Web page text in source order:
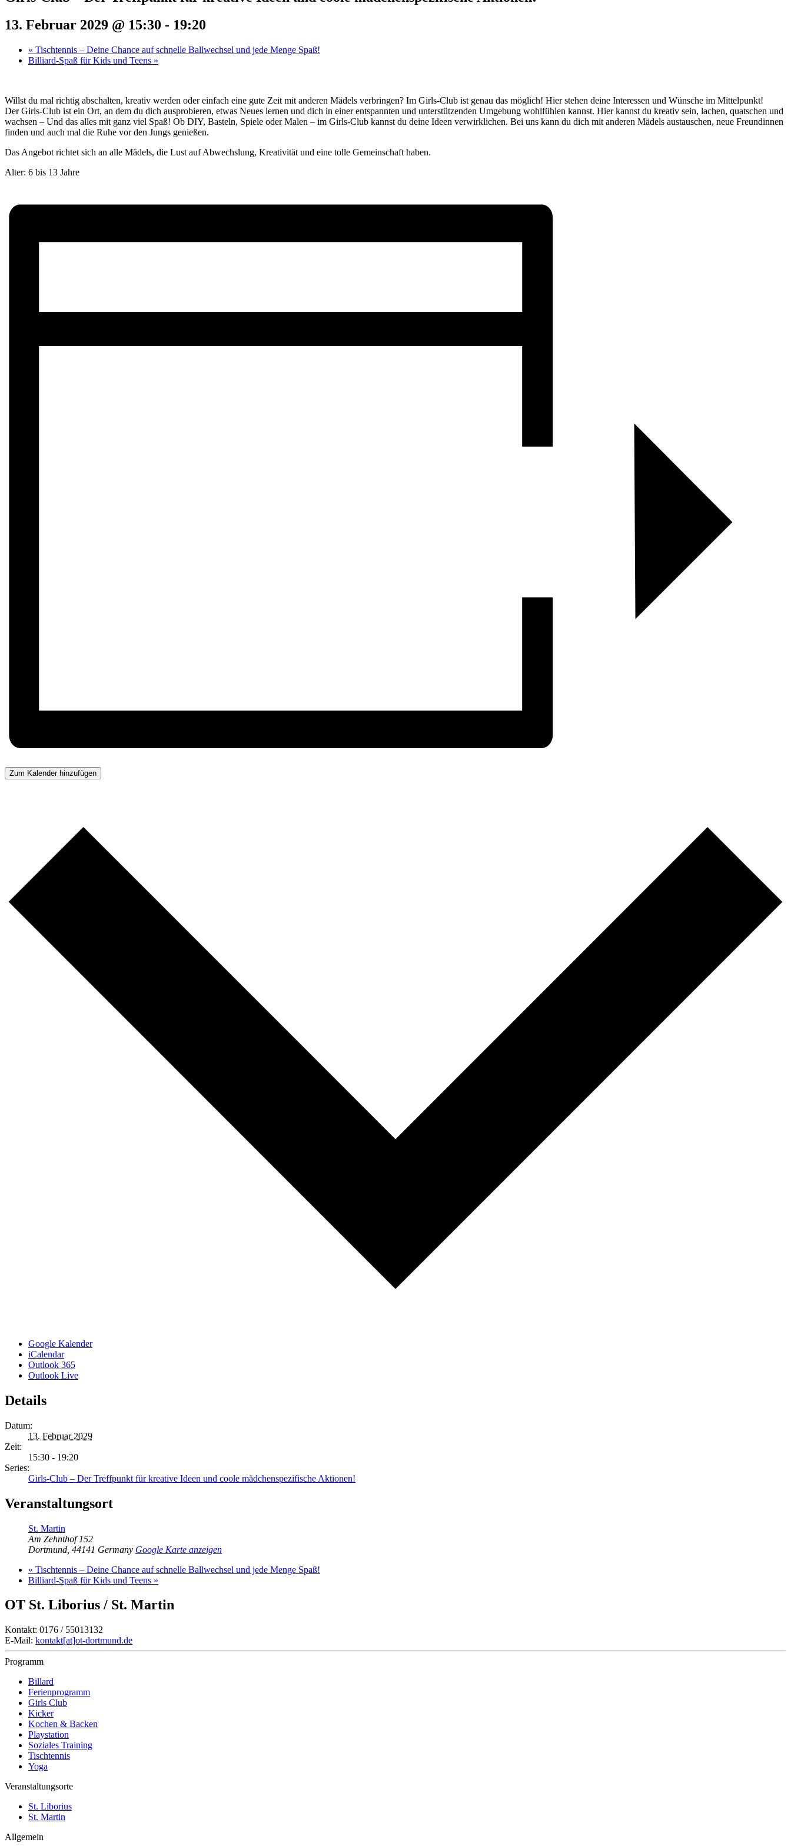
13. Februar 2029 @ 15:30 - 19:20
« Tischtennis – Deine Chance auf schnelle Ballwechsel und jede Menge Spaß!
Billiard-Spaß für Kids und Teens »
Willst du mal richtig abschalten, kreativ werden oder einfach eine gute Zeit mit anderen Mädels verbringen? Im Girls-Club ist genau das möglich! Hier stehen deine Interessen und Wünsche im Mittelpunkt!
Der Girls-Club ist ein Ort, an dem du dich ausprobieren, etwas Neues lernen und dich in einer entspannten und unterstützenden Umgebung wohlfühlen kannst. Hier kannst du kreativ sein, lachen, quatschen und
wachsen – Und das alles mit ganz viel Spaß! Ob DIY, Basteln, Spiele oder Malen – im Girls-Club kannst du deine Ideen verwirklichen. Bei uns kann du dich mit anderen Mädels austauschen, neue Freundinnen
finden und auch mal die Ruhe vor den Jungs genießen.
Das Angebot richtet sich an alle Mädels, die Lust auf Abwechslung, Kreativität und eine tolle Gemeinschaft haben.
Alter: 6 bis 13 Jahre
Zum Kalender hinzufügen
Google Kalender
iCalendar
Outlook 365
Outlook Live
Details
Datum:
13. Februar 2029
Zeit:
15:30 - 19:20
Series:
Girls-Club – Der Treffpunkt für kreative Ideen und coole mädchenspezifische Aktionen!
Veranstaltungsort
St. Martin
Am Zehnthof 152
Dortmund 44141 Germany Google Karte anzeigen
« Tischtennis – Deine Chance auf schnelle Ballwechsel und jede Menge Spaß!
Billiard-Spaß für Kids und Teens »
OT St. Liborius / St. Martin
Kontakt: 0176 / 55013132
E-Mail: kontakt[at]ot-dortmund.de
Programm
Billard
Ferienprogramm
Girls Club
Kicker
Kochen & Backen
Playstation
Soziales Training
Tischtennis
Yoga
Veranstaltungsorte
St. Liborius
St. Martin
Allgemein